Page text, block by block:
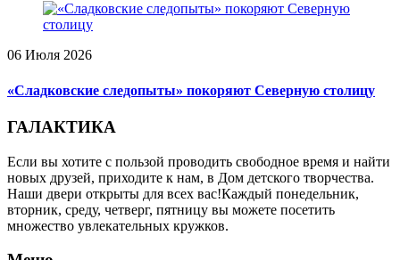
06 Июля 2026
«Сладковские следопыты» покоряют Северную столицу
ГАЛАКТИКА
Если вы хотите с пользой проводить свободное время и найти
новых друзей, приходите к нам, в Дом детского творчества.
Наши двери открыты для всех вас!Каждый понедельник,
вторник, среду, четверг, пятницу вы можете посетить
множество увлекательных кружков.